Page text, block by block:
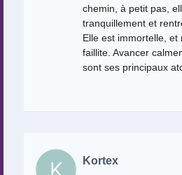
chemin, à petit pas,
tranquillement et
Elle est immortelle, et
faillite. Avancer
sont ses principaux
Kortex